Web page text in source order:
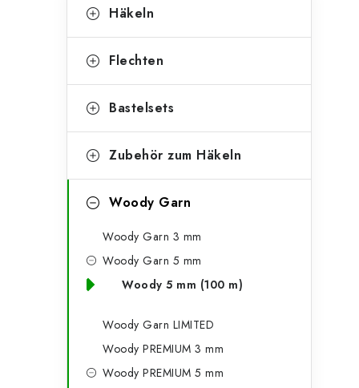
e
t
e
l
überspringen
a
e
o
i
Häkeln
Flechten
Bastelsets
Zubehör zum Häkeln
Woody Garn
Woody Garn 3 mm
Woody Garn 5 mm
Woody 5 mm (100 m)
Woody Garn LIMITED
Woody PREMIUM 3 mm
Woody PREMIUM 5 mm